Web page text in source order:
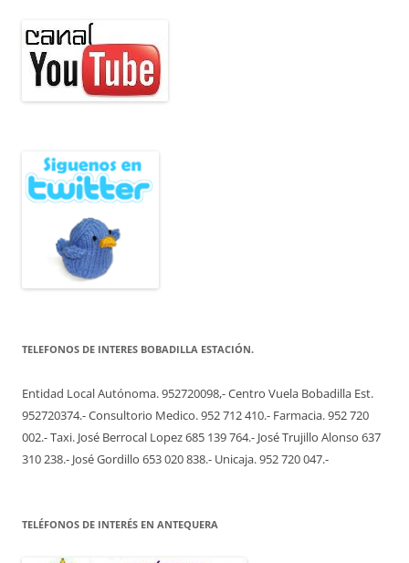
TELEFONOS DE INTERES BOBADILLA ESTACIÓN.
Entidad Local Autónoma. 952720098,- Centro Vuela Bobadilla Est.
952720374.- Consultorio Medico. 952 712 410.- Farmacia. 952 720
002.- Taxi. José Berrocal Lopez 685 139 764.- José Trujillo Alonso 637
310 238.- José Gordillo 653 020 838.- Unicaja. 952 720 047.-
TELÉFONOS DE INTERÉS EN ANTEQUERA